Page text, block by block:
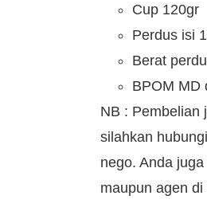
Cup 120gr
Perdus isi
Berat
BPOM MD
NB : Pembelian
silahkan
nego. Anda
maupun agen